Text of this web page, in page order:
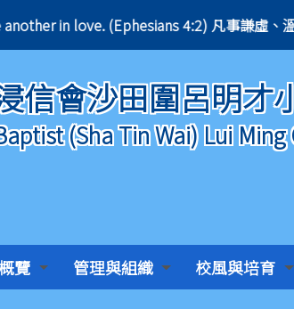
in love. (Ephesians 4:2) 凡事謙虛、溫
信會沙田圍呂明才
(Sha Tin Wai) Lui
覽 管理與組織 校風與培育